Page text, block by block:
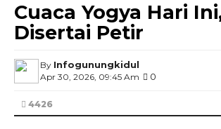
Cuaca Yogya Hari
Disertai Petir
By Infogunungkidul
Apr 30, 2026, 09:45 Am 0
4426